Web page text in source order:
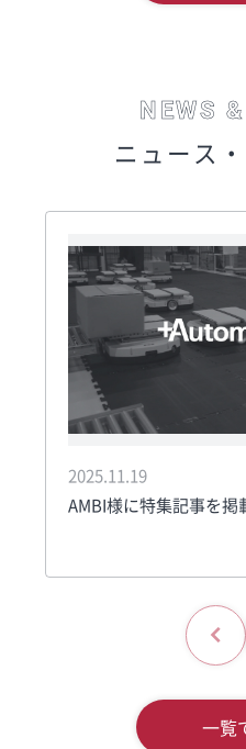
NEWS
ニュース
一覧
2025.11.19
AMBI様に特集記事を掲